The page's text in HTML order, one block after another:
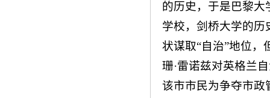
的历史，于是巴黎
学校，剑桥大学的历
状谋取“自治”地位
珊·雷诺兹对英格兰
该市市民为争夺市政